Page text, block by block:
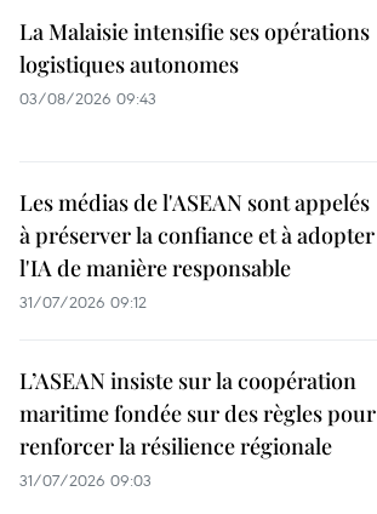
La Malaisie intensifie ses opérations
logistiques autonomes
03/08/2026 09:43
Les médias de l'ASEAN sont appelés
à préserver la confiance et à adopter
l'IA de manière responsable
31/07/2026 09:12
L’ASEAN insiste sur la coopération
maritime fondée sur des règles pour
renforcer la résilience régionale
31/07/2026 09:03